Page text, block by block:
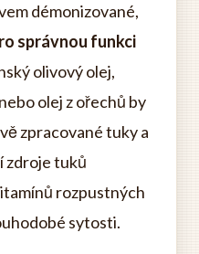
démonizované,
správnou funkci
olivový olej,
olej z ořechů by
zpracované tuky a
zdroje tuků
rozpustných
sytosti.